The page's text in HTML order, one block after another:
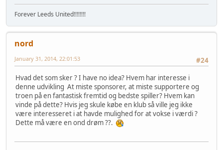
Forever Leeds United!!!!!!!!
nord
#24
January 31, 2014, 22:01:53
Hvad det som sker ? I have no idea? Hvem har interesse i
denne udvikling At miste sponsorer, at miste supportere og
troen på en fantastisk fremtid og bedste spiller? Hvem kan
vinde på dette? Hvis jeg skule købe en klub så ville jeg ikke
være interesseret i at havde mulighed for at vokse i værdi ?
Dette må være en ond drøm ??.